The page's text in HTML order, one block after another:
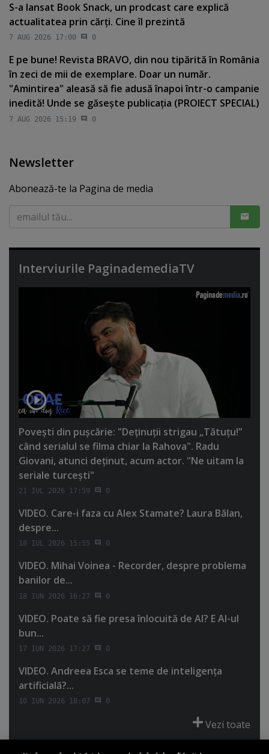
S-a lansat Book Snack, un prodcast care explică
actualitatea prin cărţi. Cine îl prezintă
7 AUG 2026 17:00 0
E pe bune! Revista BRAVO, din nou tipărită în România
în zeci de mii de exemplare. Doar un număr.
"Amintirea" aleasă să fie adusă înapoi într-o campanie
inedită! Unde se găseşte publicaţia (PROIECT SPECIAL)
7 AUG 2026 15:19 0
Newsletter
Abonează-te la Pagina de media
Interviurile PaginademediaTV
Poveşti din puşcărie: "Deţinuţii strigau „Tătuţu!”
când serialul se filma chiar la Rahova". Radu
Giovani, atunci deţinut, acum actor. "Ne uitam la
seriale turceşti"
21 IUL 2026 17:59 0
VIDEO. Care-i faza cu Alex Stamate? Laura Bălan,
despre...
18 IUL 2026 15:55 0
VIDEO. Mihai Voinea - Recorder, despre problema
banilor de...
18 IUN 2026 16:27 0
VIDEO. Poate să fie presa înlocuită de AI? E AI-ul
bun...
17 IUN 2026 17:27 0
VIDEO. Andreea Esca se teme de inteligenţa
artificială?...
10 IUN 2026 18:07 0
Vezi toate